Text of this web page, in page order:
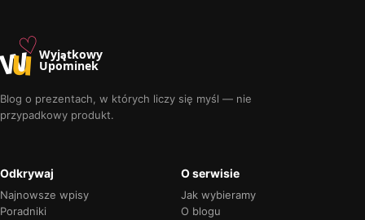
u♡Wyjątkowy
Upominek
Blog o prezentach, w których liczy się myśl — nie
przypadkowy produkt.
Odkrywaj
Najnowsze wpisy
Poradniki
O serwisie
Jak wybieramy
O blogu